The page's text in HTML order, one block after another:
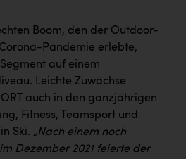
Research Institute
technology gmbh
Boom, den der Outdoor-
Pandemie erlebte,
auf einem
Leichte Zuwächse
auch in den ganzjährigen
Fitness, Teamsport und
Ski. „Nach einem noch
Dezember 2021 feierte der